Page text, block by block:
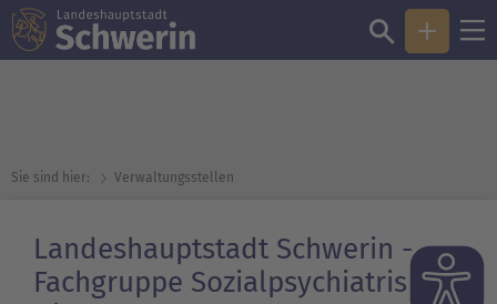
Sie sind hier: Verwaltungsstellen
Landeshauptstadt Schwerin -
Fachgruppe Sozialpsychiatrischer